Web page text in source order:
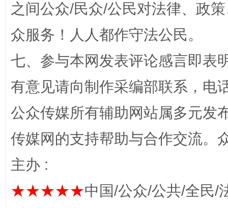
“蜀中异人”王建安的艺术幻境
完善运行机制助力责任有效落实 一纸欠
之间公众/民众/公民对法律、政
众服务！人人都作守法公民。
七、参与本网发表评论感言即表
有意见请向制作采编部联系，电
公众传媒所有辅助网站属多元发
传媒网的支持帮助与合作交流。
主办 :
★★★★★中国/公众/公共/全民/